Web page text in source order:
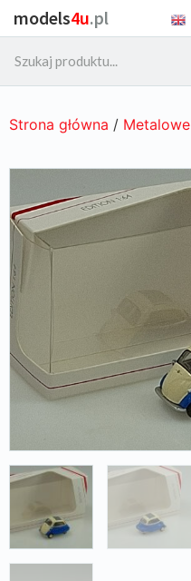
models4u.pl
Strona główna / Metalowe